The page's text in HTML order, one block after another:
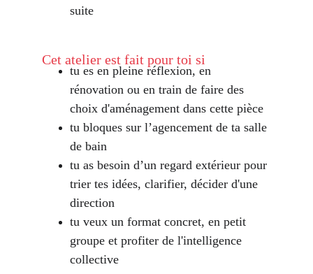
suite
tu es en pleine réflexion, en
rénovation ou en train de faire des
choix d'aménagement dans cette pièce
tu bloques sur l’agencement de ta salle
de bain
tu as besoin d’un regard extérieur pour
trier tes idées, clarifier, décider d'une
direction
tu veux un format concret, en petit
groupe et profiter de l'intelligence
collective
Cet atelier est fait pour toi si